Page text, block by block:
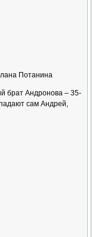
Потанина
брат Андронова – 35-
сам Андрей,